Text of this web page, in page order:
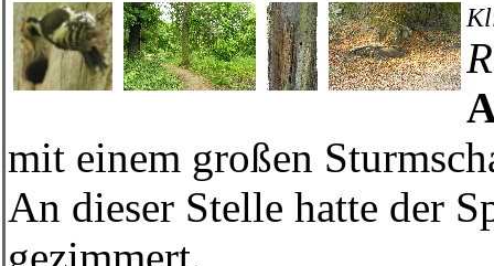
mit einem großen
An dieser Stelle hatte der
gezimmert.